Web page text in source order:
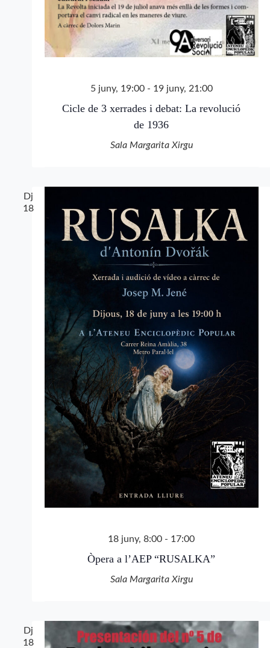
5 juny, 19:00- 19 juny, 21:00
Cicle de 3 xerrades i debat: La revolució
de 1936
Sala Margarita Xirgu
Dj
18
18 juny, 8:00 - 17:00
Òpera a l’AEP “RUSALKA”
Sala Margarita Xirgu
Dj
18